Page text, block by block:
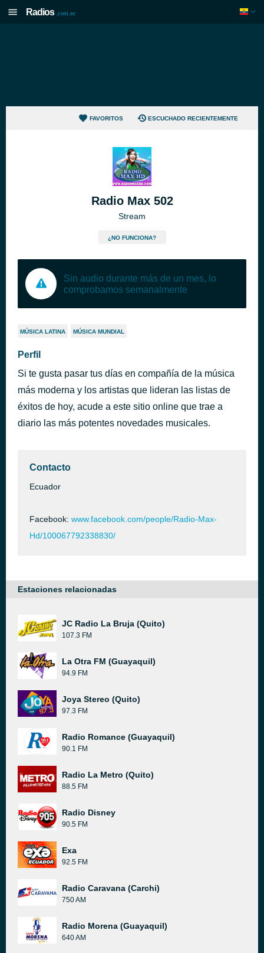
Radios .com.ec
FAVORITOS ESCUCHADO RECIENTEMENTE
Radio Max 502
Stream
¿NO FUNCIONA?
Sin audio durante más de un mes, lo
comprobamos semanalmente
MÚSICA LATINA MÚSICA MUNDIAL
Perfil
Si te gusta pasar tus días en compañía de la música
más moderna y los artistas que lideran las listas de
éxitos de hoy, acude a este sitio online que trae a
diario las más potentes novedades musicales.
Contacto
Ecuador
Facebook: www.facebook.com/people/Radio-Max-
Hd/100067792338830/
Estaciones relacionadas
JC Radio La Bruja (Quito)
107.3 FM
La Otra FM (Guayaquil)
94.9 FM
Joya Stereo (Quito)
97.3 FM
Radio Romance (Guayaquil)
90.1 FM
Radio La Metro (Quito)
88.5 FM
Radio Disney
90.5 FM
Exa
92.5 FM
Radio Caravana (Carchi)
750 AM
Radio Morena (Guayaquil)
640 AM